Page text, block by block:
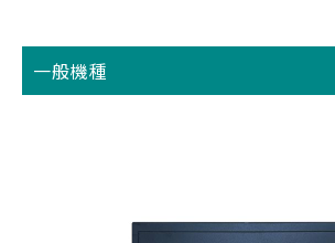
一般機種